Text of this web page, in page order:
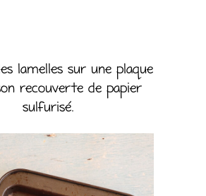
lamelles sur une plaque
recouverte de papier
sulfurisé.